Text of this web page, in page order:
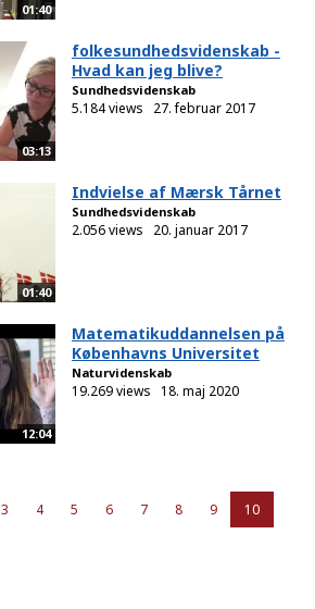
01:40
03:13
folkesundhedsvidenskab -
Hvad kan jeg blive?
Sundhedsvidenskab
5.184 views 27. februar 2017
01:40
Indvielse af Mærsk Tårnet
Sundhedsvidenskab
2.056 views 20. januar 2017
12:04
Matematikuddannelsen på
Københavns Universitet
Naturvidenskab
19.269 views 18. maj 2020
3 4 5 6 7 8 9
10